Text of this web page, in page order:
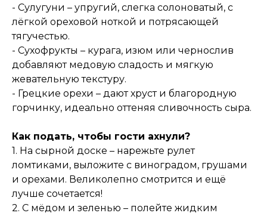
- Сулугуни – упругий, слегка солоноватый, с
лёгкой ореховой ноткой и потрясающей
тягучестью.
- Сухофрукты – курага, изюм или чернослив
добавляют медовую сладость и мягкую
жевательную текстуру.
- Грецкие орехи – дают хруст и благородную
горчинку, идеально оттеняя сливочность сыра.
Как подать, чтобы гости ахнули?
1. На сырной доске – нарежьте рулет
ломтиками, выложите с виноградом, грушами
и орехами. Великолепно смотрится и ещё
лучше сочетается!
2. С мёдом и зеленью – полейте жидким